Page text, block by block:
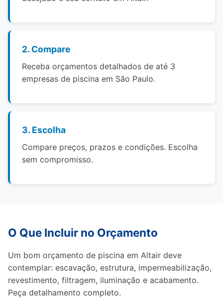
2. Compare
Receba orçamentos detalhados de até 3
empresas de piscina em São Paulo.
3. Escolha
Compare preços, prazos e condições. Escolha
sem compromisso.
O Que Incluir no Orçamento
Um bom orçamento de piscina em Altair deve
contemplar: escavação, estrutura, impermeabilização,
revestimento, filtragem, iluminação e acabamento.
Peça detalhamento completo.